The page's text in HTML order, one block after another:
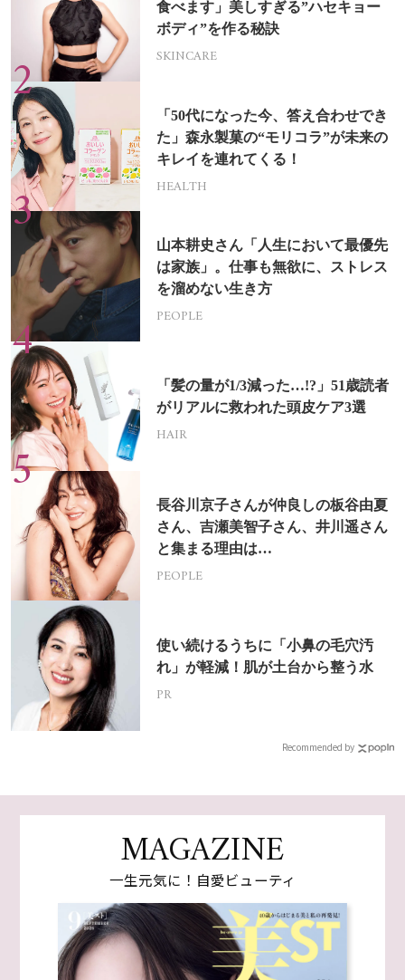
食べます」美しすぎる”ハセキョー
ボディ”を作る秘訣
SKINCARE
「50代になった今、答え合わせでき
た」森永製菓の“モリコラ”が未来の
キレイを連れてくる！
HEALTH
山本耕史さん「人生において最優先
は家族」。仕事も無欲に、ストレス
を溜めない生き方
PEOPLE
「髪の量が1/3減った…!?」51歳読者
がリアルに救われた頭皮ケア3選
HAIR
長谷川京子さんが仲良しの板谷由夏
さん、吉瀬美智子さん、井川遥さん
と集まる理由は…
PEOPLE
使い続けるうちに「小鼻の毛穴汚
れ」が軽減！肌が土台から整う水
PR
Recommended by
MAGAZINE
一生元気に！自愛ビューティ